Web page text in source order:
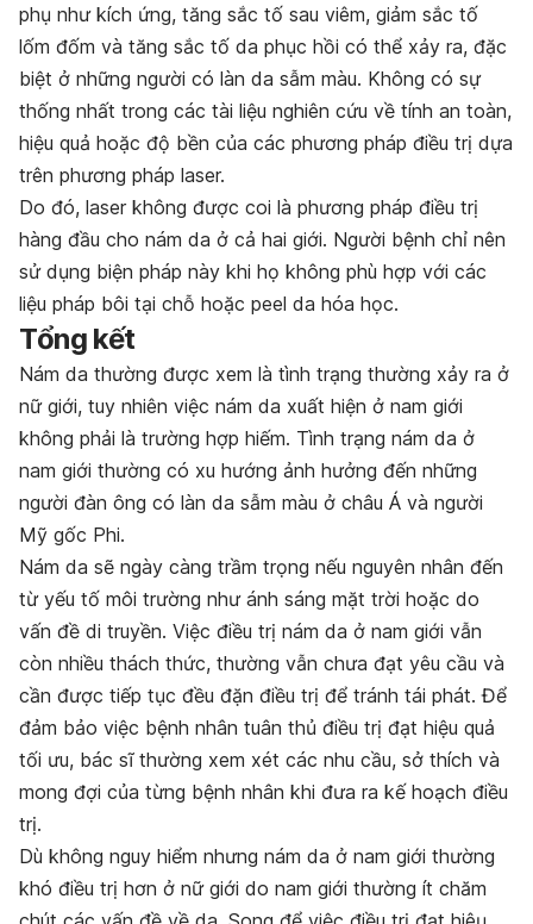
phụ như kích ứng, tăng sắc tố sau viêm, giảm sắc tố
lốm đốm và tăng sắc tố da phục hồi có thể xảy ra, đặc
biệt ở những người có làn da sẫm màu. Không có sự
thống nhất trong các tài liệu nghiên cứu về tính an toàn,
hiệu quả hoặc độ bền của các phương pháp điều trị dựa
trên phương pháp laser.
Do đó, laser không được coi là phương pháp điều trị
hàng đầu cho nám da ở cả hai giới. Người bệnh chỉ nên
sử dụng biện pháp này khi họ không phù hợp với các
liệu pháp bôi tại chỗ hoặc peel da hóa học.
Tổng kết
Nám da thường được xem là tình trạng thường xảy ra ở
nữ giới, tuy nhiên việc nám da xuất hiện ở nam giới
không phải là trường hợp hiếm. Tình trạng nám da ở
nam giới thường có xu hướng ảnh hưởng đến những
người đàn ông có làn da sẫm màu ở châu Á và người
Mỹ gốc Phi.
Nám da sẽ ngày càng trầm trọng nếu nguyên nhân đến
từ yếu tố môi trường như ánh sáng mặt trời hoặc do
vấn đề di truyền. Việc điều trị nám da ở nam giới vẫn
còn nhiều thách thức, thường vẫn chưa đạt yêu cầu và
cần được tiếp tục đều đặn điều trị để tránh tái phát. Để
đảm bảo việc bệnh nhân tuân thủ điều trị đạt hiệu quả
tối ưu, bác sĩ thường xem xét các nhu cầu, sở thích và
mong đợi của từng bệnh nhân khi đưa ra kế hoạch điều
trị.
Dù không nguy hiểm nhưng nám da ở nam giới thường
khó điều trị hơn ở nữ giới do nam giới thường ít chăm